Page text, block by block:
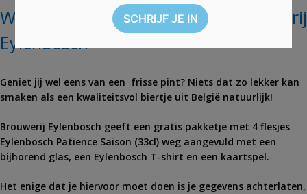
Win een geschenkpakket van Brouwerij
Eylenbosch
Geniet jij wel eens van een frisse pint? Niets dat zo lekker kan
smaken als een kwaliteitsvol biertje uit België natuurlijk!
Brouwerij Eylenbosch geeft een gratis pakketje met 4 flesjes
Eylenbosch Patience Saison (33cl) weg aangevuld met een
bijhorend glas, een Eylenbosch T-shirt en een kaartspel.
Het enige dat je hiervoor moet doen is je gegevens achterlaten,